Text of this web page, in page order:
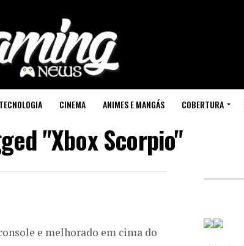
TECNOLOGIA CINEMA ANIMES E MANGÁS COBERTURA
"Xbox Scorpio"
e melhorado em cima do